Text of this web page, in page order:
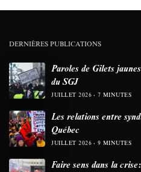
DERNIÈRES PUBLICATIONS
Paroles de Gilets
du SGJ
JUILLET 2026 7 MINUTES
Les relations entre
Québec
JUILLET 2026 9 MINUTES
Faire sens dans la